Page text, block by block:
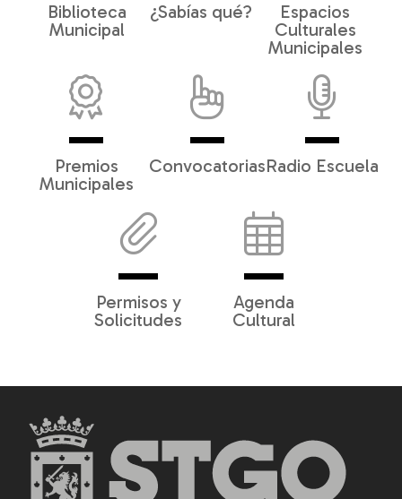
Biblioteca
Municipal
¿Sabías qué?
Espacios
Culturales
Municipales
Premios
Municipales
ConvocatoriasRadio Escuela
Permisos y
Solicitudes
Agenda
Cultural